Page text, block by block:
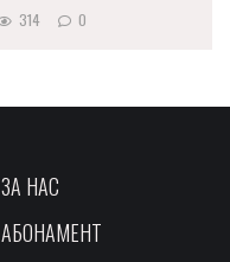
314 0
ЗА НАС
АБОНАМЕНТ